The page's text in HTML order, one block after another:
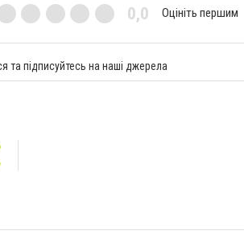
0,0 Оцініть першим
та підписуйтесь на наші джерела